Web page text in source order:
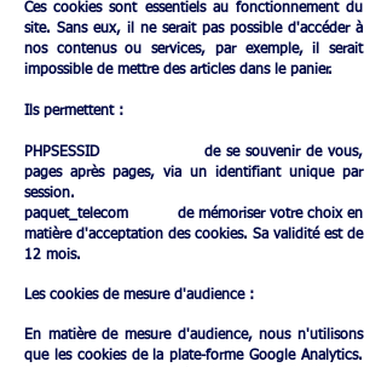
Ces cookies sont essentiels au fonctionnement du
site. Sans eux, il ne serait pas possible d'accéder à
nos contenus ou services, par exemple, il serait
impossible de mettre des articles dans le panier.
Ils permettent :
PHPSESSID de se souvenir de vous,
pages après pages, via un identifiant unique par
session.​
paquet_telecom de mémoriser votre choix en
matière d'acceptation des cookies. Sa validité est de
12 mois.
Les cookies de mesure d'audience :​
En matière de mesure d'audience, nous n'utilisons
que les cookies de la plate-forme Google Analytics.